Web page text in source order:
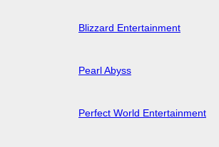
Blizzard Entertainment
Pearl Abyss
Perfect World Entertainment